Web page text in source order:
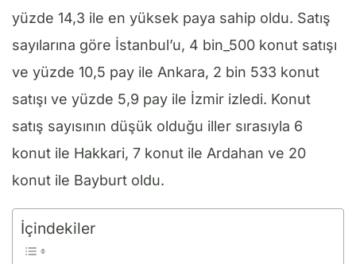
yüzde 14,3 ile en yüksek paya sahip oldu. Satış
sayılarına göre İstanbul’u, 4 bin_500 konut satışı
ve yüzde 10,5 pay ile Ankara, 2 bin 533 konut
satışı ve yüzde 5,9 pay ile İzmir izledi. Konut
satış sayısının düşük olduğu iller sırasıyla 6
konut ile Hakkari, 7 konut ile Ardahan ve 20
konut ile Bayburt oldu.
İçindekiler